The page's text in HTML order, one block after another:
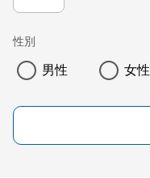
性別
男性 女性